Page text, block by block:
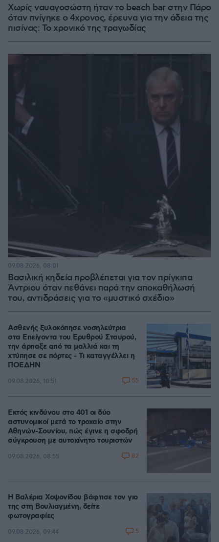
Χωρίς ναυαγοσώστη ήταν το beach bar στην Πάρο
όταν πνίγηκε ο 4χρονος, έρευνα για την άδεια της
πισίνας: Το χρονικό της τραγωδίας
Βασιλική κηδεία προβλέπεται για τον πρίγκιπα
Άντριου όταν πεθάνει παρά την αποκαθήλωσή
του, αντιδράσεις για το «μυστικό σχέδιο»
09.08.2026, 08:01
Ασθενής ξυλοκόπησε νοσηλεύτρια
στα Επείγοντα του Ερυθρού Σταυρού,
την άρπαξε από τα μαλλιά και τη
χτύπησε σε πόρτες - Τι καταγγέλλει η
ΠΟΕΔΗΝ
09.08.2026, 10:51 55
Εκτός κινδύνου στο 401 οι δύο
αστυνομικοί μετά το τροχαίο στην
Αθηνών-Σουνίου, πώς έγινε η σφοδρή
σύγκρουση με αυτοκίνητο τουριστών
09.08.2026, 08:55 82
Η Βαλέρια Χοψονίδου βάφτισε τον γιο
της στη Βουλιαγμένη, δείτε
φωτογραφίες
09.08.2026, 09:44 5